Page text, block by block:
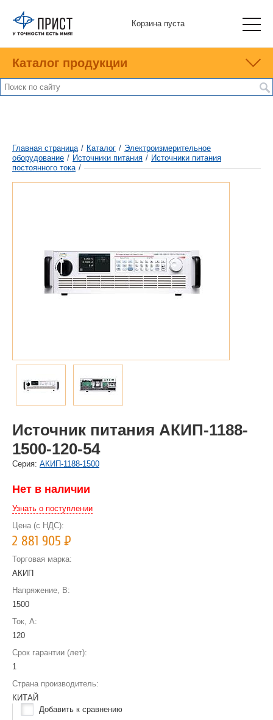
Корзина пуста
Каталог продукции
Главная страница / Каталог / Электроизмерительное
оборудование / Источники питания / Источники питания
постоянного тока /
Источник питания АКИП-1188-
1500-120-54
Cерия: АКИП-1188-1500
Нет в наличии
Узнать о поступлении
Цена (с НДС):
2 881 905Р
Торговая марка:
АКИП
Напряжение, В:
1500
Ток, А:
120
Срок гарантии (лет):
1
Страна производитель:
КИТАЙ
Добавить к сравнению